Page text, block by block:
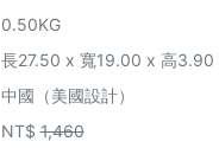
0.50KG
長27.50 x 寬19.00 x 高3.90
中國（美國設計）
NT$ 1,460